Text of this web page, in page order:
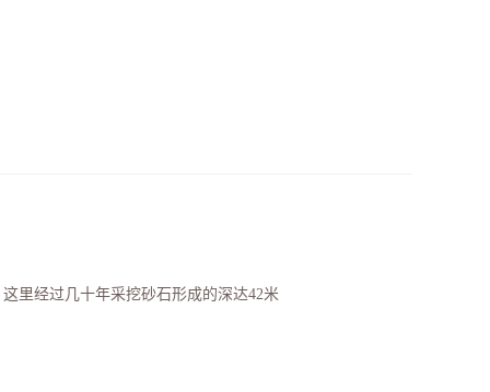
里经过几十年采挖砂石形成的深达42米